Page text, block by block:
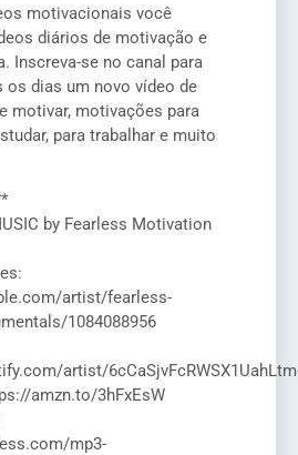
motivacionais você
diários de motivação e
Inscreva-se no canal para
os dias um novo vídeo de
motivar, motivações para
para trabalhar e muito
by Fearless Motivation
artist/fearless-
1084088956
artist/
amzn.to/3hFxEsW
mp3-